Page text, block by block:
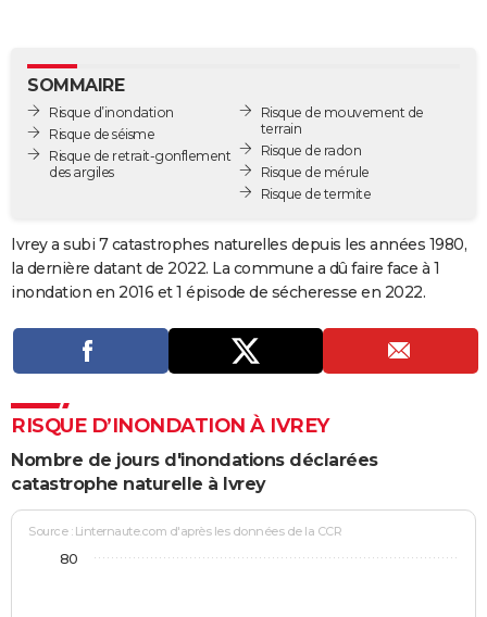
GUIDES D'ACHAT
BONS PLANS
CARTE DE VOEUX
Dictionnaire
Biographies
Citations
Expressions
Proverbes
PROGRAMME TV
COPAINS D'AVANT
S'inscrire
Se connecter
Lycées
Collèges
Primaires
Universités
Entreprises
Service militaire
Avis de recherche
AVIS DE DÉCÈS
FORUM
Bricolage
Lifestyle
Culture
Sport
Auto
Television
Voyage
Cinema
SOMMAIRE
Risque d’inondation
Risque de séisme
Risque de retrait-gonflement
des argiles
Risque de mouvement de
terrain
Risque de radon
Risque de mérule
Risque de termite
Ivrey a subi 7 catastrophes naturelles depuis les années 1980,
la dernière datant de 2022. La commune a dû faire face à 1
inondation en 2016 et 1 épisode de sécheresse en 2022.
RISQUE D’INONDATION À IVREY
Nombre de jours d'inondations déclarées
catastrophe naturelle à Ivrey
Source : Linternaute.com d'après les données de la CCR
80